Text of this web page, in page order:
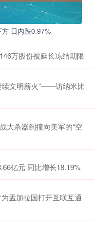
方 日内跌0.97%
万股份被延长冻结期限
续文明薪火”——访纳米比
大杀器到撞向美军的“空
亿元 同比增长18.19%
为孟加拉国打开互联互通